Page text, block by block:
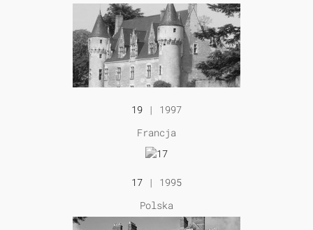
19 | 1997
Francja
17 | 1995
Polska